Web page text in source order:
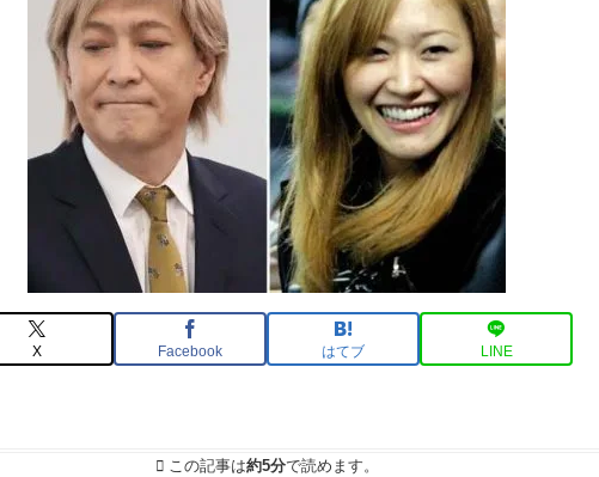
X Facebook はてブ LINE
この記事は約5分で読めます。